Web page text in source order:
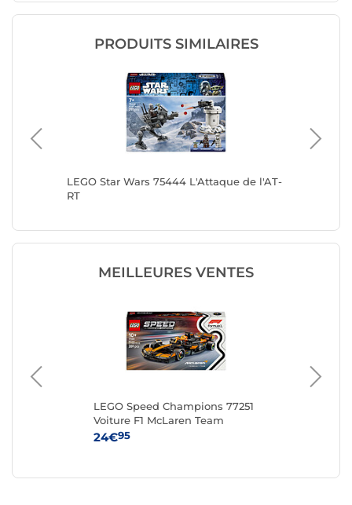
PRODUITS SIMILAIRES
LEGO Star Wars 75444 L'Attaque de l'AT-
RT
MEILLEURES VENTES
LEGO Speed Champions 77251
Voiture F1 McLaren Team
MCL38
24€95